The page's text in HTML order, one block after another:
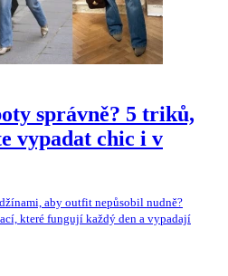
správně? 5 triků,
vypadat chic i v
aby outfit nepůsobil nudně?
které fungují každý den a vypadají